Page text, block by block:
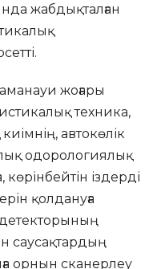
жабдықталған
жоғары
техника,
автокөлік
одорологиялық
көрінбейтін іздерді
қолдануға
детекторының
саусақтардың
орнын сканерлеу